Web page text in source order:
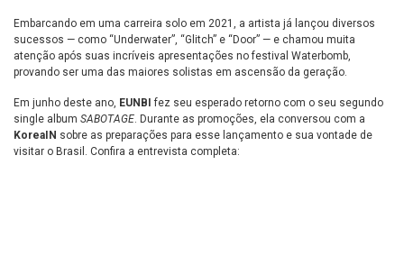
Embarcando em uma carreira solo em 2021, a artista já lançou diversos
sucessos — como “Underwater”, “Glitch” e “Door” — e chamou muita
atenção após suas incríveis apresentações no festival Waterbomb,
provando ser uma das maiores solistas em ascensão da geração.
Em junho deste ano, EUNBIfez seu esperado retorno com o seu segundo
single album SABOTAGE. Durante as promoções, ela conversou com a
KoreaIN sobre as preparações para esse lançamento e sua vontade de
visitar o Brasil. Confira a entrevista completa: